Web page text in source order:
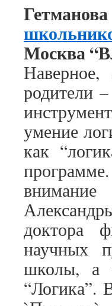
Москва
родители
умение
как
доктора
научных
школы, а
“Логика”.